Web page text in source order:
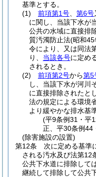
基準とする。
(1)
前項第1号 第6号
に関し、当該下水が
公共の水域に直接排
質汚濁防止法(昭和45
令により、又は同法
り、 当該各号に定め
されるとき。
(2)
前項第2号から第5
し、当該下水が河川
に直接排除されたと
法の規定による環境
より緩やかな排水基
(平9条例31・平
正、平30条例44
(除害施設の設置)
第12条
次に定める基準
される汚水及び法第12
公共下水道に排除して
継続して排除して公共